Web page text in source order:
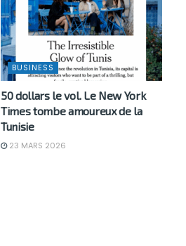
BUSINESS
50 dollars le vol. Le New York
Times tombe amoureux de la
Tunisie
23 MARS 2026